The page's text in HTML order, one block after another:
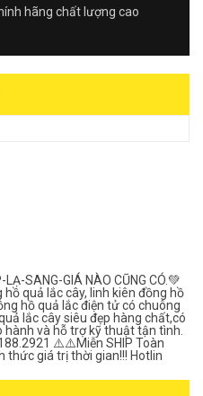
hãng chất lượng cao
SANG-GIÁ NÀO CŨNG CÓ.💚
quả lắc cây, linh kiên đồng hồ
hồ quả lắc điện tử có chuông
lắc cây siêu đẹp hàng chất,có
và hỗ trợ kỹ thuật tận tình.
⚠️⚠️Miễn SHIP Toàn
giá trị thời gian!!! Hotlin